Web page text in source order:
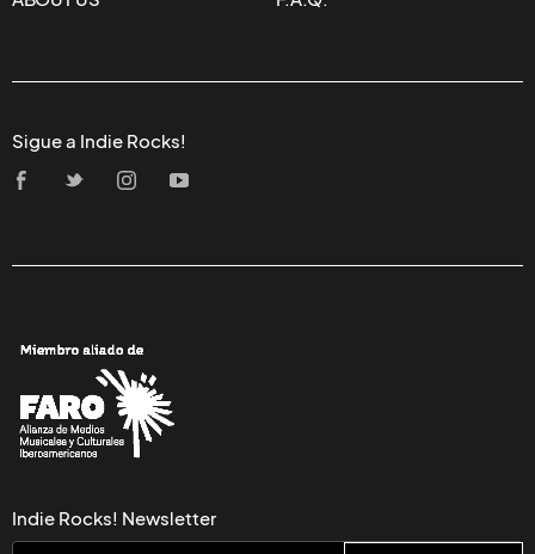
Sigue a Indie Rocks!
Indie Rocks! Newsletter